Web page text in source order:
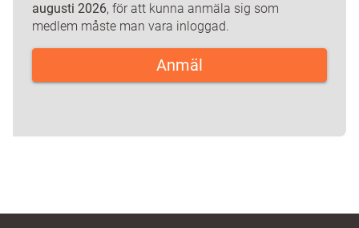
augusti 2026, för att kunna anmäla sig som
medlem måste man vara inloggad.
Anmäl
personerna som kommer.